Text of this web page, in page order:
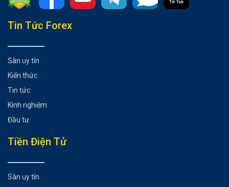
Tổng hợp bài viết
Tin Tức Forex
Sàn uy tín
Kiến thức
Tin tức
Kinh nghiệm
Đầu tư
Tiền Điện Tử
Sàn uy tín